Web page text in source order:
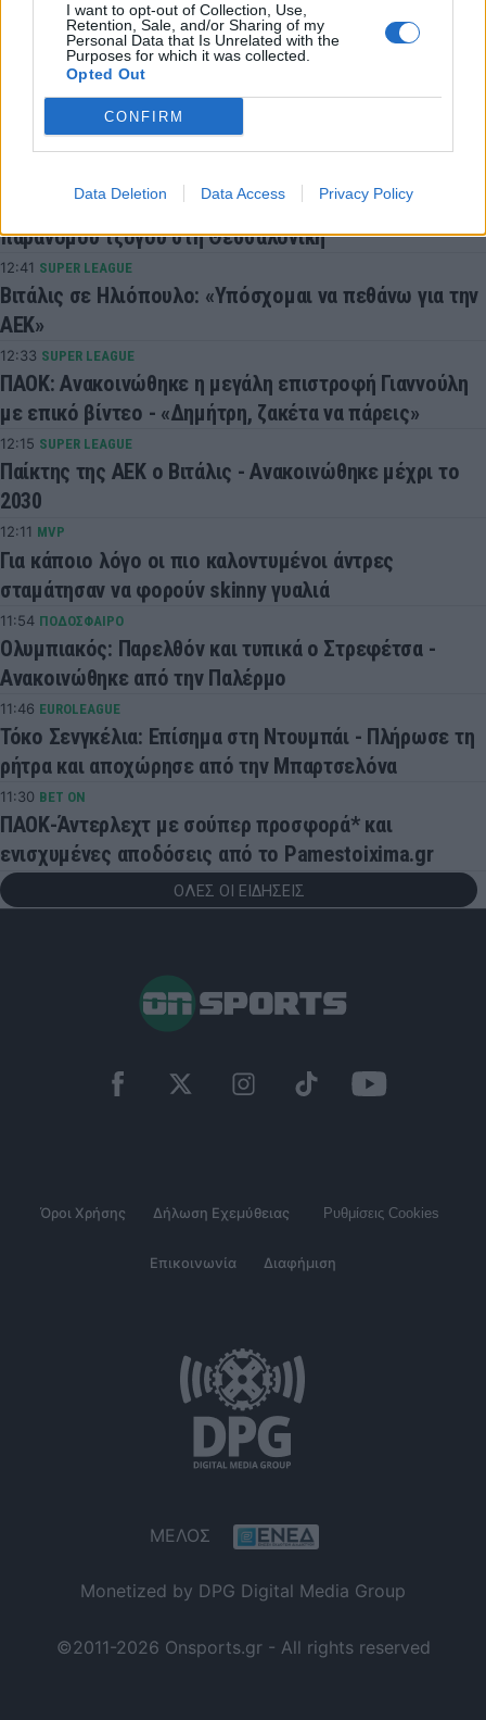
I want to opt-out of Collection, Use,
Retention, Sale, and/or Sharing of my
Personal Data that Is Unrelated with the
Purposes for which it was collected.
Opted Out
CONFIRM
Data Deletion Data Access Privacy Policy
Οι αποδοκιμασίες του Αυγούστου είναι πλέον
ελληνική παράδοση
Σοκ στη Βραζιλία: Νεκρός από πυροβολισμούς
15χρονος ποδοσφαιριστής
Βαριές καμπάνες για 4 συλληφθέντες σε στέκι
παράνομου τζόγου στη Θεσσαλονίκη
12:41 SUPER LEAGUE
Βιτάλις σε Ηλιόπουλο: «Υπόσχομαι να πεθάνω για την
ΑΕΚ»
12:33 SUPER LEAGUE
ΠΑΟΚ: Ανακοινώθηκε η μεγάλη επιστροφή Γιαννούλη
με επικό βίντεο - «Δημήτρη, ζακέτα να πάρεις»
12:15 SUPER LEAGUE
Παίκτης της ΑΕΚ ο Βιτάλις - Ανακοινώθηκε μέχρι το
2030
12:11 MVP
Για κάποιο λόγο οι πιο καλοντυμένοι άντρες
σταμάτησαν να φορούν skinny γυαλιά
11:54 ΠΟΔΟΣΦΑΙΡΟ
Ολυμπιακός: Παρελθόν και τυπικά ο Στρεφέτσα -
Ανακοινώθηκε από την Παλέρμο
11:46 EUROLEAGUE
Τόκο Σενγκέλια: Επίσημα στη Ντουμπάι - Πλήρωσε τη
ρήτρα και αποχώρησε από την Μπαρτσελόνα
11:30 BET ON
ΠΑΟΚ-Άντερλεχτ με σούπερ προσφορά* και
ενισχυμένες αποδόσεις από το Pamestoixima.gr
ΟΛΕΣ ΟΙ ΕΙΔΗΣΕΙΣ
Όροι Χρήσης Δήλωση Εχεμύθειας Ρυθμίσεις Cookies
Επικοινωνία Διαφήμιση
ΜΕΛΟΣ
Monetized by DPG Digital Media Group
©2011-2026 Onsports.gr - All rights reserved